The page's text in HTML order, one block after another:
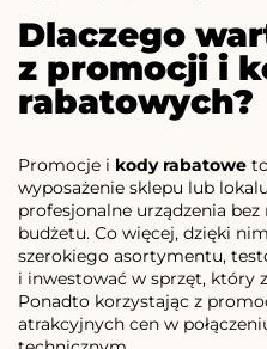
Dlaczego
z promocji i
rabatowych?
Promocje i kody rabatowe
wyposażenie sklepu lub
profesjonalne urządzenia
budżetu. Co więcej, dzięki
szerokiego asortymentu,
i inwestować w sprzęt, który
Ponadto korzystając z
atrakcyjnych cen w